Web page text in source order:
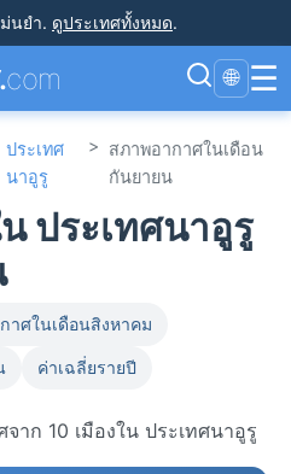
นยำ. ดูประเทศทั้งหมด.
com 🌐 ☰
ประเทศ
นาอูรู
> สภาพอากาศในเดือน
กันยายน
ประเทศนาอูรู
าศในเดือนสิงหาคม
ค่าเฉลี่ยรายปี
าก 10 เมืองใน ประเทศนาอูรู